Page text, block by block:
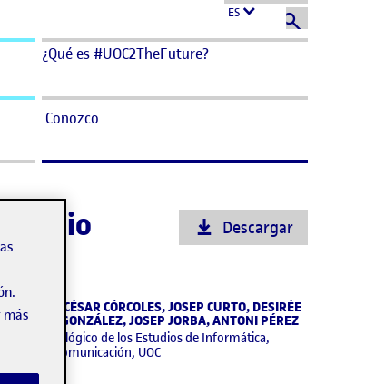
ES
¿Qué es #UOC2TheFuture?
Conozco
Descargar
CLARISÓ, CÉSAR CÓRCOLES, JOSEP CURTO, DESIRÉE
PALOMA GONZÁLEZ, JOSEP JORBA, ANTONI PÉREZ
Tecnológico de los Estudios de Informática,
y Telecomunicación, UOC
más